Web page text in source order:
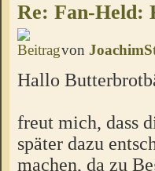
Re: Fan-
von
Hallo
freut mich, dass
später dazu
machen, da zu